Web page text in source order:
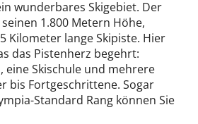
wunderbares Skigebiet. Der
1.800 Metern Höhe,
Kilometer lange Skipiste. Hier
das Pistenherz begehrt:
eine Skischule und mehrere
bis Fortgeschrittene. Sogar
Standard Rang können Sie